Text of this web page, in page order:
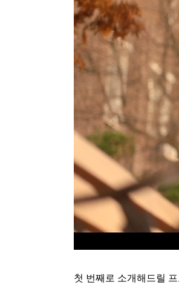
첫 번째로 소개해드릴